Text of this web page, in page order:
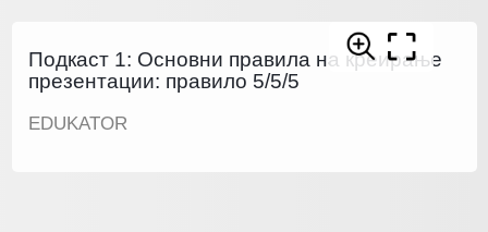
Подкаст 1: Основни правила на креирање
презентации: правило 5/5/5
EDUKATOR